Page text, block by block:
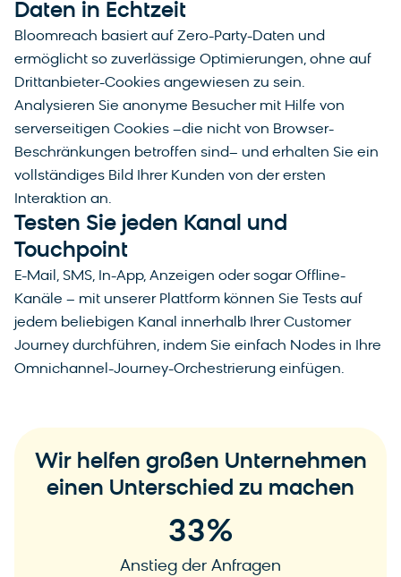
Daten in Echtzeit
Bloomreach basiert auf Zero-Party-Daten und
ermöglicht so zuverlässige Optimierungen, ohne auf
Drittanbieter-Cookies angewiesen zu sein.
Analysieren Sie anonyme Besucher mit Hilfe von
serverseitigen Cookies –die nicht von Browser-
Beschränkungen betroffen sind– und erhalten Sie ein
vollständiges Bild Ihrer Kunden von der ersten
Interaktion an.
Testen Sie jeden Kanal und
Touchpoint
E-Mail, SMS, In-App, Anzeigen oder sogar Offline-
Kanäle – mit unserer Plattform können Sie Tests auf
jedem beliebigen Kanal innerhalb Ihrer Customer
Journey durchführen, indem Sie einfach Nodes in Ihre
Omnichannel-Journey-Orchestrierung einfügen.
Wir helfen großen Unternehmen
einen Unterschied zu machen
Anstieg der Anfragen
33%